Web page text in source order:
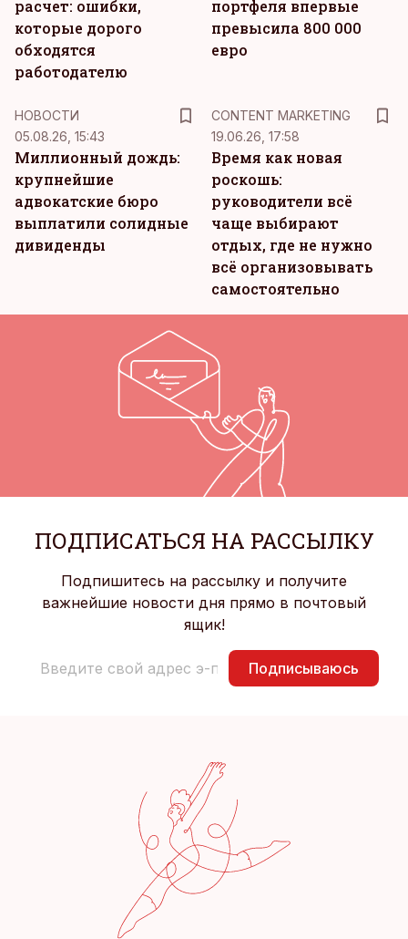
расчет: ошибки,
которые дорого
обходятся
работодателю
портфеля впервые
превысила 800 000
евро
НОВОСТИ
05.08.26, 15:43
Миллионный дождь:
крупнейшие
адвокатские бюро
выплатили солидные
дивиденды
CONTENT MARKETING
19.06.26, 17:58
Время как новая
роскошь:
руководители всё
чаще выбирают
отдых, где не нужно
всё организовывать
самостоятельно
ПОДПИСАТЬСЯ НА РАССЫЛКУ
Подпишитесь на рассылку и получите
важнейшие новости дня прямо в почтовый
ящик!
Подписываюсь